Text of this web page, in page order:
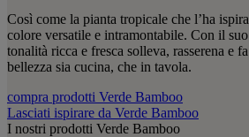
Così come la pianta tropicale che l’ha
colore versatile e intramontabile. Con il
tonalità ricca e fresca solleva, rasserena e
bellezza sia cucina, che in tavola.
compra prodotti Verde Bamboo
Lasciati ispirare da Verde Bamboo
I nostri prodotti Verde Bamboo